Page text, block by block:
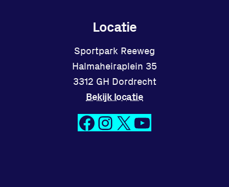
Locatie
Sportpark Reeweg
Halmaheiraplein 35
3312 GH Dordrecht
Bekijk locatie
Facebook Instagram X YouTube